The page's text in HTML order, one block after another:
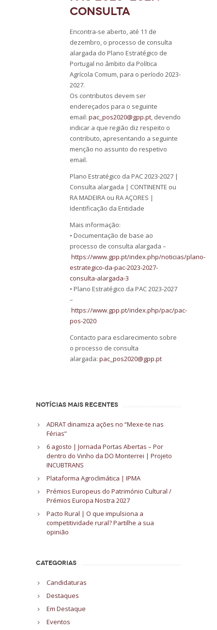
Consulta
Encontra-se aberto, até 11 de
dezembro, o processo de consulta
alargada do Plano Estratégico de
Portugal no âmbito da Política
Agrícola Comum, para o período 2023-
2027.
Os contributos devem ser
endereçados para o seguinte
email: pac_pos2020@gpp.pt, devendo
indicar a que região diz respeito o
contributo, apresentando a seguinte
menção no assunto do respetivo
email.
Plano Estratégico da PAC 2023-2027 |
Consulta alargada | CONTINENTE ou
RA MADEIRA ou RA AÇORES |
Identificação da Entidade
Mais informação:
• Documentação de base ao
processo de consulta alargada –
https://www.gpp.pt/index.php/noticias/plano-
estrategico-da-pac-2023-2027-
consulta-alargada-3
• Plano Estratégico da PAC 2023-2027
–
https://www.gpp.pt/index.php/pac/pac-
pos-2020
Contacto para esclarecimento sobre
o processo de consulta
alargada: pac_pos2020@gpp.pt
NOTÍCIAS MAIS RECENTES
ADRAT dinamiza ações no “Mexe-te nas
Férias”
6 agosto | Jornada Portas Abertas – Por
dentro do Vinho da DO Monterrei | Projeto
INCUBTRANS
Plataforma Agroclimática | IPMA
Prémios Europeus do Património Cultural /
Prémios Europa Nostra 2027
Pacto Rural | O que impulsiona a
competitividade rural? Partilhe a sua
opinião
CATEGORIAS
Candidaturas
Destaques
Em Destaque
Eventos